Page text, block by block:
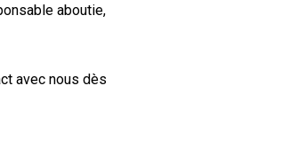
aboutie,
avec nous dès